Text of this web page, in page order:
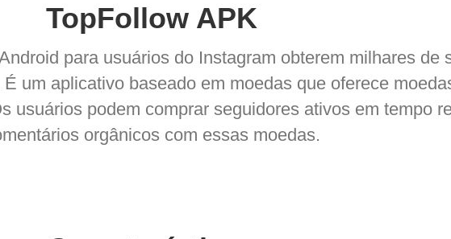
TopFollow APK
para usuários do Instagram obterem milhares de
um aplicativo baseado em moedas que oferece
usuários podem comprar seguidores ativos em tempo
orgânicos com essas moedas.